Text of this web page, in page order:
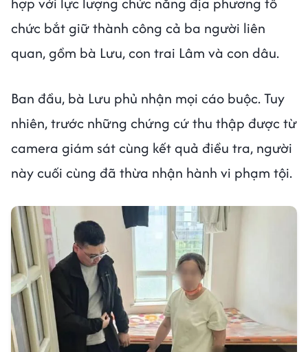
chức bắt giữ thành công cả ba người liên
quan, gồm bà Lưu, con trai Lâm và con dâu.
Ban đầu, bà Lưu phủ nhận mọi cáo buộc. Tuy
nhiên, trước những chứng cứ thu thập được từ
camera giám sát cùng kết quả điều tra, người
này cuối cùng đã thừa nhận hành vi phạm tội.